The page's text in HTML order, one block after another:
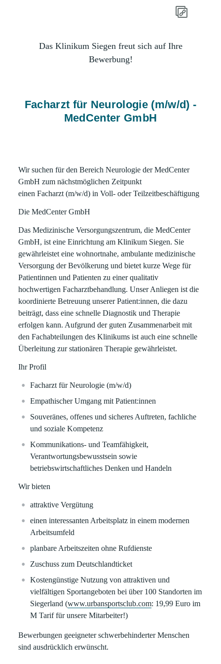
Das Klinikum Siegen freut sich auf Ihre
Bewerbung!
Facharzt für Neurologie (m/w/d) -
MedCenter GmbH
Wir suchen für den BereichNeurologie der MedCenter
GmbH zum nächstmöglichen Zeitpunkt
einenFacharzt (m/w/d)in Voll- oder Teilzeitbeschäftigung
Die MedCenter GmbH
Das Medizinische Versorgungszentrum, die MedCenter
GmbH, ist eine Einrichtung am Klinikum Siegen. Sie
gewährleistet eine wohnortnahe, ambulante medizinische
Versorgung der Bevölkerung und bietet kurze Wege für
Patientinnen und Patienten zu einer qualitativ
hochwertigen Facharztbehandlung. Unser Anliegen ist die
koordinierte Betreuung unserer Patient:innen, die dazu
beiträgt, dass eine schnelle Diagnostik und Therapie
erfolgen kann. Aufgrund der guten Zusammenarbeit mit
den Fachabteilungen des Klinikums ist auch eine schnelle
Überleitung zur stationären Therapie gewährleistet.
Ihr Profil
Facharzt für Neurologie (m/w/d)
Empathischer Umgang mit Patient:innen
Souveränes, offenes und sicheres Auftreten, fachliche
und soziale Kompetenz
Kommunikations- und Teamfähigkeit,
Verantwortungsbewusstsein sowie
betriebswirtschaftliches Denken und Handeln
Wir bieten
attraktive Vergütung
einen interessanten Arbeitsplatz in einem modernen
Arbeitsumfeld
planbare Arbeitszeiten ohne Rufdienste
Zuschuss zum Deutschlandticket
Kostengünstige Nutzung von attraktiven und
vielfältigen Sportangeboten bei über 100 Standorten im
Siegerland (www.urbansportsclub.com: 19,99 Euro im
M Tarif für unsere Mitarbeiter!)
Bewerbungen geeigneter schwerbehinderter Menschen
sind ausdrücklich erwünscht.